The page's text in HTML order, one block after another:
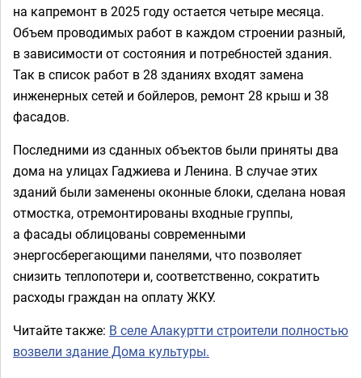
на капремонт в 2025 году остается четыре месяца.
Объем проводимых работ в каждом строении разный,
в зависимости от состояния и потребностей здания.
Так в список работ в 28 зданиях входят замена
инженерных сетей и бойлеров, ремонт 28 крыш и 38
фасадов.
Последними из сданных объектов были приняты два
дома на улицах Гаджиева и Ленина. В случае этих
зданий были заменены оконные блоки, сделана новая
отмостка, отремонтированы входные группы,
а фасады облицованы современными
энергосберегающими панелями, что позволяет
снизить теплопотери и, соответственно, сократить
расходы граждан на оплату ЖКУ.
Читайте также: В селе Алакуртти строители полностью
возвели здание Дома культуры.